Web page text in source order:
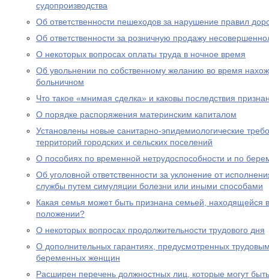
судопроизводства
Об ответственности пешеходов за нарушение правил
Об ответственности за розничную продажу
О некоторых вопросах оплаты труда в ночное время
Об увольнении по собственному желанию во время
больничном
Что такое «мнимая сделка» и каковы последствия
О порядке распоряжения материнским капиталом
Установлены новые санитарно-эпидемиологические
территорий городских и сельских поселений
О пособиях по временной нетрудоспособности и по
Об уголовной ответственности за уклонение от
службы путем симуляции болезни или иными способами
Какая семья может быть признана семьей, находящейся
положении?
О некоторых вопросах продолжительности трудового дня
О дополнительных гарантиях, предусмотренных
беременных женщин
Расширен перечень должностных лиц, которые могут